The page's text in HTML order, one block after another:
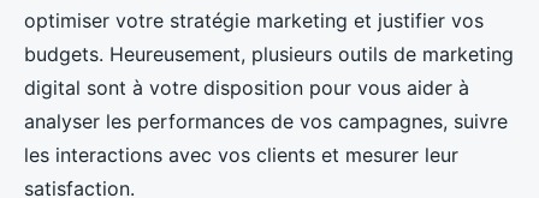
optimiser votre stratégie marketing et justifier vos
budgets. Heureusement, plusieurs outils de marketing
digital sont à votre disposition pour vous aider à
analyser les performances de vos campagnes, suivre
les interactions avec vos clients et mesurer leur
satisfaction.